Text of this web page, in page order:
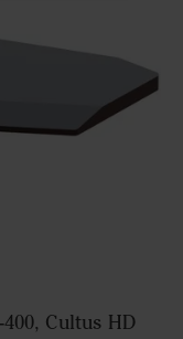
Cultus HD